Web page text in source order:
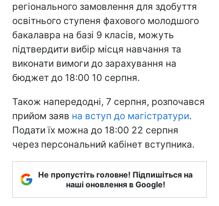
регіонального замовлення для здобуття
освітнього ступеня фахового молодшого
бакалавра на базі 9 класів, можуть
підтвердити вибір місця навчання та
виконати вимоги до зарахування на
бюджет до 18:00 10 серпня.
Також напередодні, 7 серпня, розпочався
прийом заяв на вступ до магістратури.
Подати їх можна до 18:00 22 серпня
через персональний кабінет вступника.
Не пропустіть головне! Підпишіться на
наші оновлення в Google!